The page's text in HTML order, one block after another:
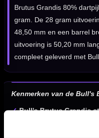
Brutus Grandis 80%
gram. De 28 gram
48,50 mm en een barrel
uitvoering is 50,20 mm
compleet geleverd met
Kenmerken van de Bull's
✓ Bull's Brutus Grandis